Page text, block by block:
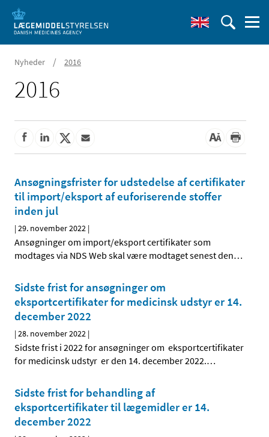
Nyheder / 2016
2016
Ansøgningsfrister for udstedelse af certifikater
til import/eksport af euforiserende stoffer
inden jul
|29. november 2022 |
Ansøgninger om import/eksport certifikater som
modtages via NDS Web skal være modtaget senest den…
Sidste frist for ansøgninger om
eksportcertifikater for medicinsk udstyr er 14.
december 2022
|28. november 2022 |
Sidste frist i 2022 for ansøgninger om eksportcertifikater
for medicinsk udstyr er den 14. december 2022.…
Sidste frist for behandling af
eksportcertifikater til lægemidler er 14.
december 2022